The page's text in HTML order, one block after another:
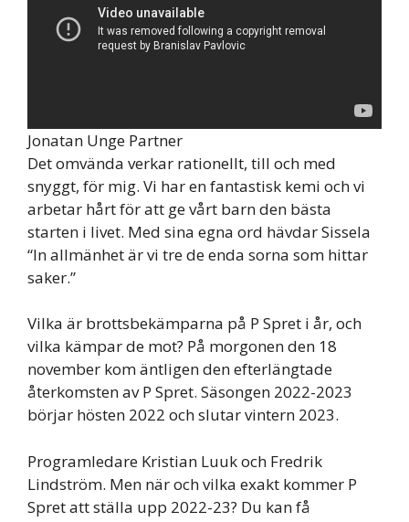
Jonatan Unge Partner
Det omvända verkar rationellt, till och med
snyggt, för mig. Vi har en fantastisk kemi och vi
arbetar hårt för att ge vårt barn den bästa
starten i livet. Med sina egna ord hävdar Sissela
“In allmänhet är vi tre de enda sorna som hittar
saker.”
Vilka är brottsbekämparna på P Spret i år, och
vilka kämpar de mot? På morgonen den 18
november kom äntligen den efterlängtade
återkomsten av P Spret. Säsongen 2022-2023
börjar hösten 2022 och slutar vintern 2023.
Programledare Kristian Luuk och Fredrik
Lindström. Men när och vilka exakt kommer P
Spret att ställa upp 2022-23? Du kan få